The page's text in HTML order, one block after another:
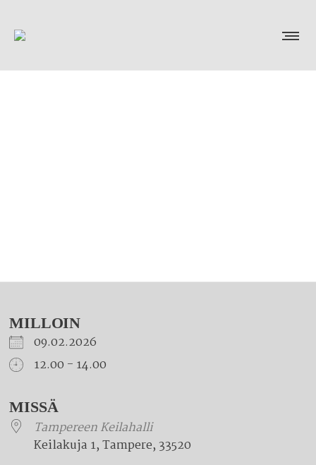
MILLOIN
09.02.2026
12.00 - 14.00
Download ICS
MISSÄ
Tampereen Keilahalli
Keilakuja 1, Tampere, 33520